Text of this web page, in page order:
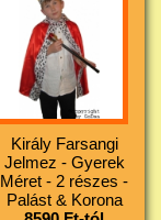
Király Farsangi
Jelmez - Gyerek
Méret - 2 részes -
Palást & Korona